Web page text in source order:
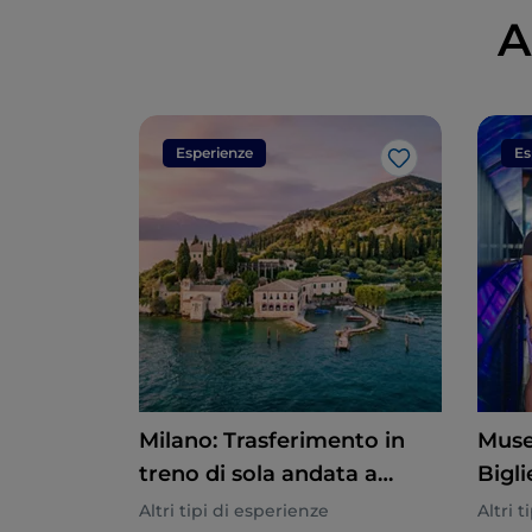
Esperienze
Like
Milano: Trasferimento in
treno di sola andata a
Peschiera Del Garda
Altri tipi di esperienze Altri